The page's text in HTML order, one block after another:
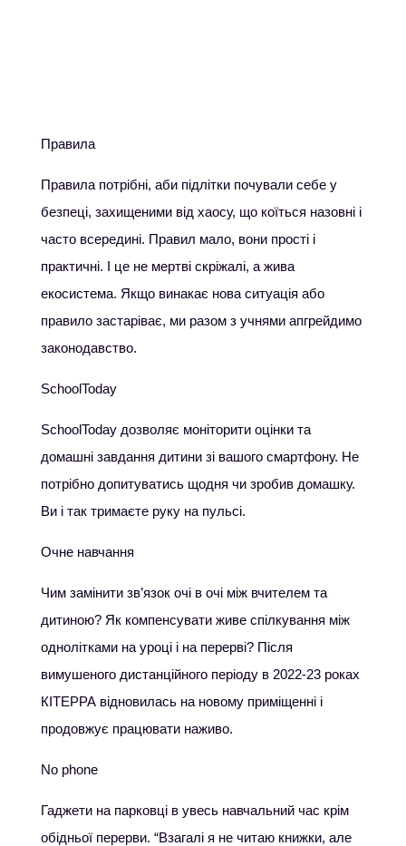
Правила
Правила потрібні, аби підлітки почували себе у
безпеці, захищеними від хаосу, що коїться назовні і
часто всередині. Правил мало, вони прості і
практичні. І це не мертві скріжалі, а жива
екосистема. Якщо винакає нова ситуація або
правило застаріває, ми разом з учнями апгрейдимо
законодавство.
SchoolToday
SchoolToday дозволяє моніторити оцінки та
домашні завдання дитини зі вашого смартфону. Не
потрібно допитуватись щодня чи зробив домашку.
Ви і так тримаєте руку на пульсі.
Очне навчання
Чим замінити зв’язок очі в очі між вчителем та
дитиною? Як компенсувати живе спілкування між
однолітками на уроці і на перерві? Після
вимушеного дистанційного періоду в 2022-23 роках
КІТЕРРА відновилась на новому приміщенні і
продовжує працювати наживо.
No phone
Гаджети на парковці в увесь навчальний час крім
обідньої перерви. “Взагалі я не читаю книжки, але